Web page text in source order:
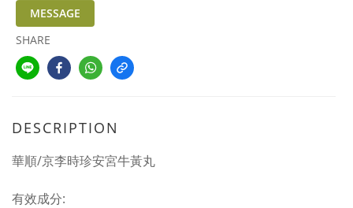
MESSAGE
SHARE
DESCRIPTION
華順/京李時珍安宮牛黃丸
有效成分: